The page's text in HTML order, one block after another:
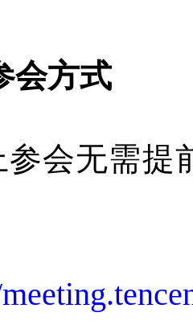
会方式
参会无需提